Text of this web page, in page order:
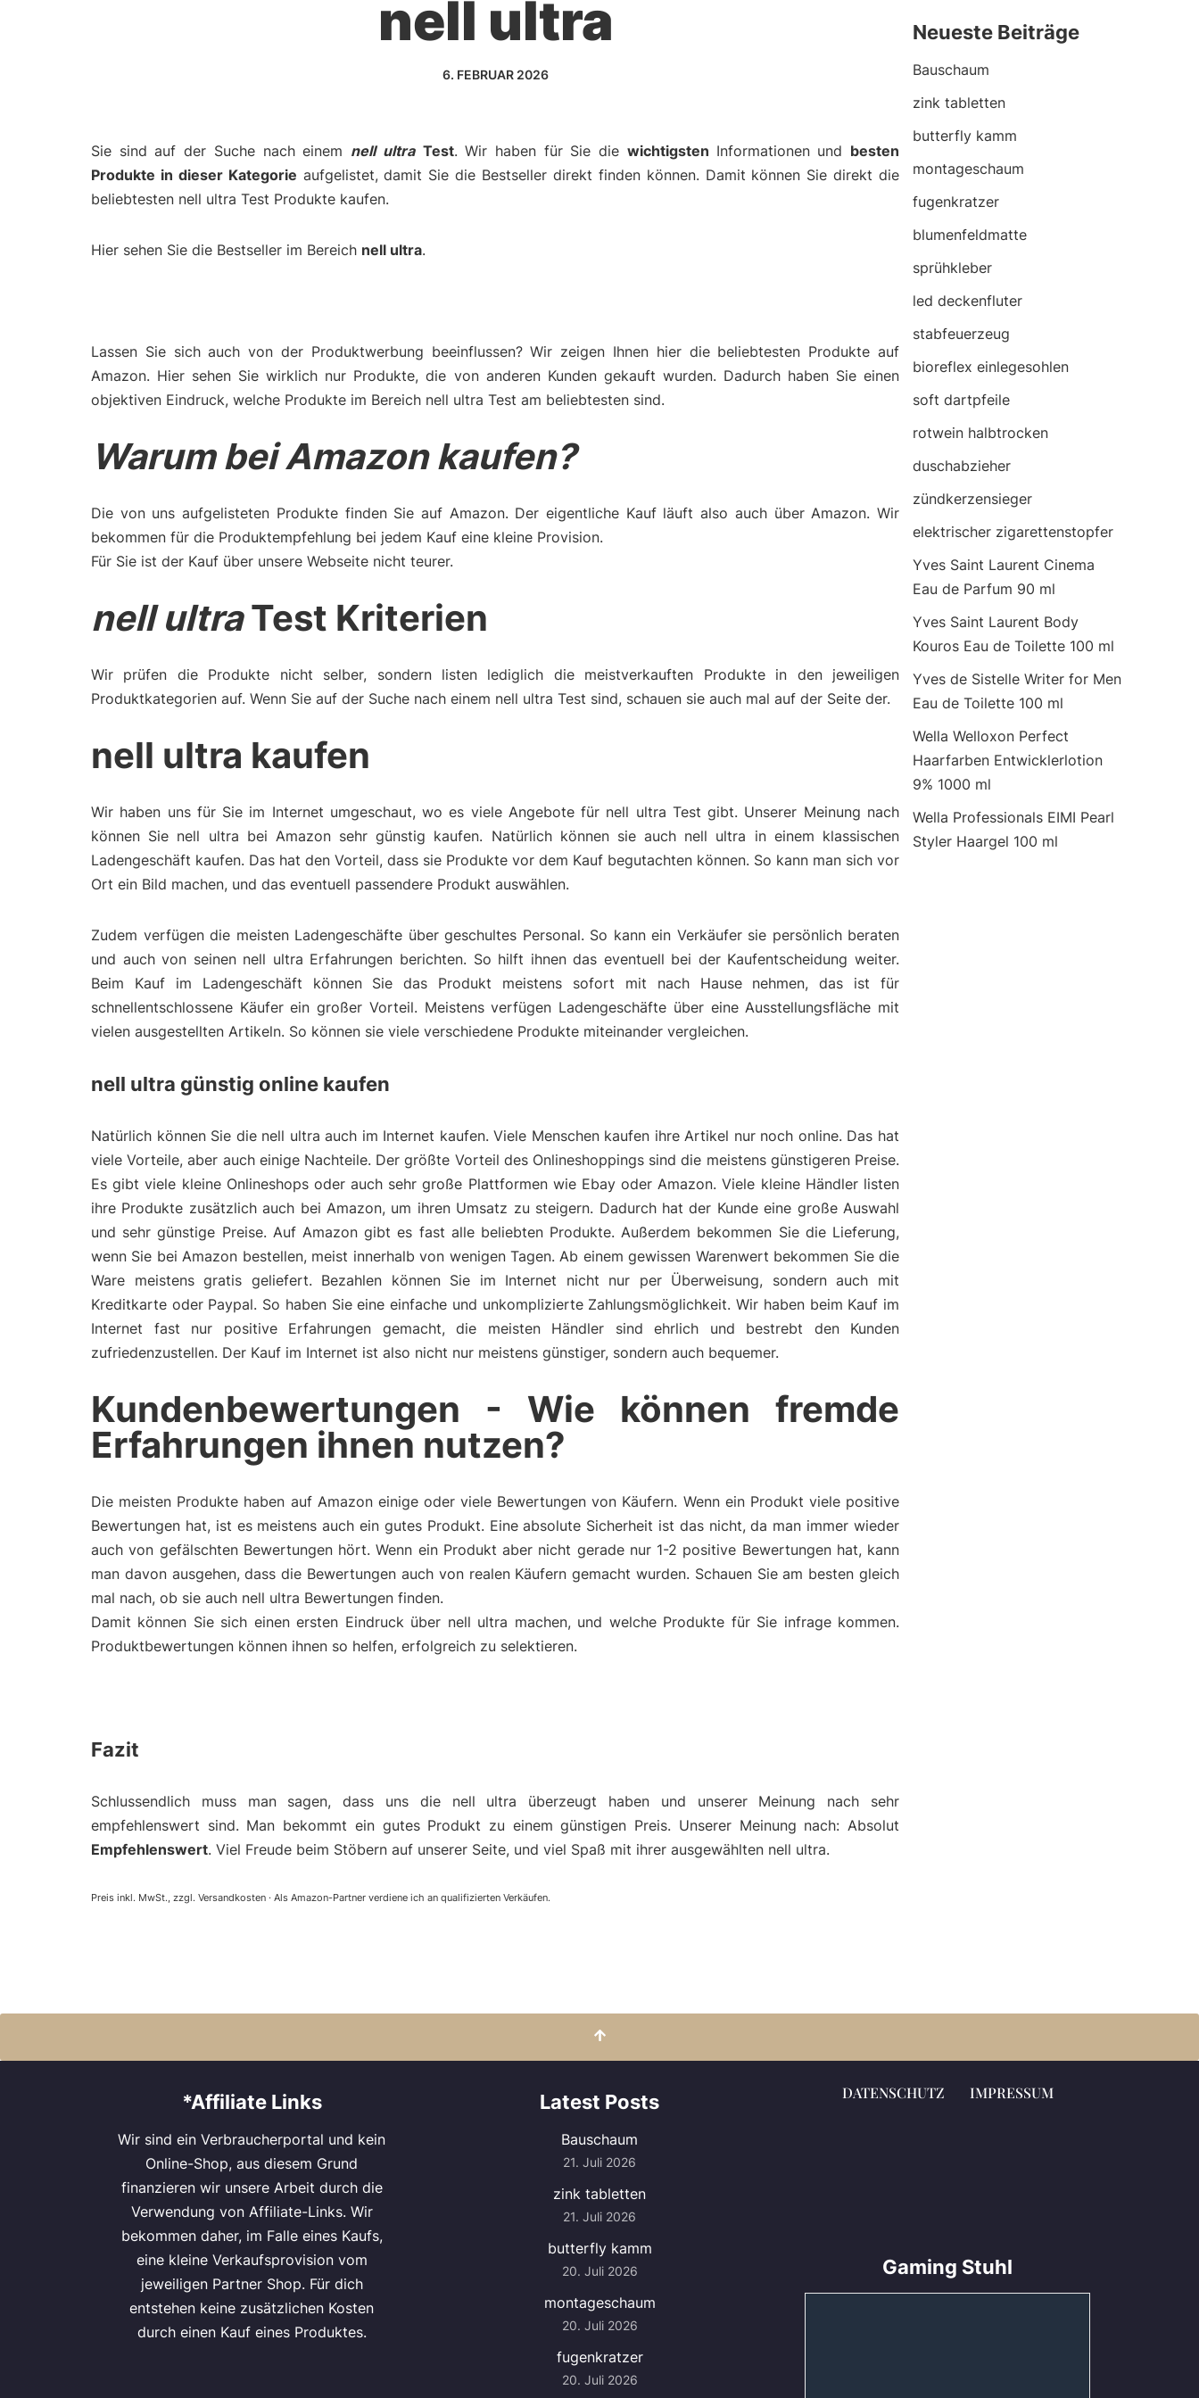
nell ultra
6. FEBRUAR 2026
Sie sind auf der Suche nach einem nell ultra Test. Wir haben für Sie die wichtigsten Informationen und besten
Produkte in dieser Kategorie aufgelistet, damit Sie die Bestseller direkt finden können. Damit können Sie direkt die
beliebtesten nell ultra Test Produkte kaufen.
Hier sehen Sie die Bestseller im Bereich nell ultra.
Lassen Sie sich auch von der Produktwerbung beeinflussen? Wir zeigen Ihnen hier die beliebtesten Produkte auf
Amazon. Hier sehen Sie wirklich nur Produkte, die von anderen Kunden gekauft wurden. Dadurch haben Sie einen
objektiven Eindruck, welche Produkte im Bereich nell ultra Test am beliebtesten sind.
Warum bei Amazon kaufen?
Die von uns aufgelisteten Produkte finden Sie auf Amazon. Der eigentliche Kauf läuft also auch über Amazon. Wir
bekommen für die Produktempfehlung bei jedem Kauf eine kleine Provision.
Für Sie ist der Kauf über unsere Webseite nicht teurer.
nell ultraTest Kriterien
Wir prüfen die Produkte nicht selber, sondern listen lediglich die meistverkauften Produkte in den jeweiligen
Produktkategorien auf. Wenn Sie auf der Suche nach einem nell ultra Test sind, schauen sie auch mal auf der Seite der.
nell ultra kaufen
Wir haben uns für Sie im Internet umgeschaut, wo es viele Angebote für nell ultra Test gibt. Unserer Meinung nach
können Sie nell ultra bei Amazon sehr günstig kaufen. Natürlich können sie auch nell ultra in einem klassischen
Ladengeschäft kaufen. Das hat den Vorteil, dass sie Produkte vor dem Kauf begutachten können. So kann man sich vor
Ort ein Bild machen, und das eventuell passendere Produkt auswählen.
Zudem verfügen die meisten Ladengeschäfte über geschultes Personal. So kann ein Verkäufer sie persönlich beraten
und auch von seinen nell ultra Erfahrungen berichten. So hilft ihnen das eventuell bei der Kaufentscheidung weiter.
Beim Kauf im Ladengeschäft können Sie das Produkt meistens sofort mit nach Hause nehmen, das ist für
schnellentschlossene Käufer ein großer Vorteil. Meistens verfügen Ladengeschäfte über eine Ausstellungsfläche mit
vielen ausgestellten Artikeln. So können sie viele verschiedene Produkte miteinander vergleichen.
nell ultra günstig online kaufen
Natürlich können Sie die nell ultra auch im Internet kaufen. Viele Menschen kaufen ihre Artikel nur noch online. Das hat
viele Vorteile, aber auch einige Nachteile. Der größte Vorteil des Onlineshoppings sind die meistens günstigeren Preise.
Es gibt viele kleine Onlineshops oder auch sehr große Plattformen wie Ebay oder Amazon. Viele kleine Händler listen
ihre Produkte zusätzlich auch bei Amazon, um ihren Umsatz zu steigern. Dadurch hat der Kunde eine große Auswahl
und sehr günstige Preise. Auf Amazon gibt es fast alle beliebten Produkte. Außerdem bekommen Sie die Lieferung,
wenn Sie bei Amazon bestellen, meist innerhalb von wenigen Tagen. Ab einem gewissen Warenwert bekommen Sie die
Ware meistens gratis geliefert. Bezahlen können Sie im Internet nicht nur per Überweisung, sondern auch mit
Kreditkarte oder Paypal. So haben Sie eine einfache und unkomplizierte Zahlungsmöglichkeit. Wir haben beim Kauf im
Internet fast nur positive Erfahrungen gemacht, die meisten Händler sind ehrlich und bestrebt den Kunden
zufriedenzustellen. Der Kauf im Internet ist also nicht nur meistens günstiger, sondern auch bequemer.
Kundenbewertungen - Wie können fremde
Erfahrungen ihnen nutzen?
Die meisten Produkte haben auf Amazon einige oder viele Bewertungen von Käufern. Wenn ein Produkt viele positive
Bewertungen hat, ist es meistens auch ein gutes Produkt. Eine absolute Sicherheit ist das nicht, da man immer wieder
auch von gefälschten Bewertungen hört. Wenn ein Produkt aber nicht gerade nur 1-2 positive Bewertungen hat, kann
man davon ausgehen, dass die Bewertungen auch von realen Käufern gemacht wurden. Schauen Sie am besten gleich
mal nach, ob sie auch nell ultra Bewertungen finden.
Damit können Sie sich einen ersten Eindruck über nell ultra machen, und welche Produkte für Sie infrage kommen.
Produktbewertungen können ihnen so helfen, erfolgreich zu selektieren.
Fazit
Schlussendlich muss man sagen, dass uns die nell ultra überzeugt haben und unserer Meinung nach sehr
empfehlenswert sind. Man bekommt ein gutes Produkt zu einem günstigen Preis. Unserer Meinung nach: Absolut
Empfehlenswert. Viel Freude beim Stöbern auf unserer Seite, und viel Spaß mit ihrer ausgewählten nell ultra.
Preis inkl. MwSt., zzgl. Versandkosten · Als Amazon-Partner verdiene ich an qualifizierten Verkäufen.
Neueste Beiträge
Bauschaum
zink tabletten
butterfly kamm
montageschaum
fugenkratzer
blumenfeldmatte
sprühkleber
led deckenfluter
stabfeuerzeug
bioreflex einlegesohlen
soft dartpfeile
rotwein halbtrocken
duschabzieher
zündkerzensieger
elektrischer zigarettenstopfer
Yves Saint Laurent Cinema
Eau de Parfum 90 ml
Yves Saint Laurent Body
Kouros Eau de Toilette 100 ml
Yves de Sistelle Writer for Men
Eau de Toilette 100 ml
Wella Welloxon Perfect
Haarfarben Entwicklerlotion
9% 1000 ml
Wella Professionals EIMI Pearl
Styler Haargel 100 ml
*Affiliate Links
Wir sind ein Verbraucherportal und kein
Online-Shop, aus diesem Grund
finanzieren wir unsere Arbeit durch die
Verwendung von Affiliate-Links. Wir
bekommen daher, im Falle eines Kaufs,
eine kleine Verkaufsprovision vom
jeweiligen Partner Shop. Für dich
entstehen keine zusätzlichen Kosten
durch einen Kauf eines Produktes.
Latest Posts
Bauschaum
21. Juli 2026
zink tabletten
21. Juli 2026
butterfly kamm
20. Juli 2026
montageschaum
20. Juli 2026
fugenkratzer
20. Juli 2026
DATENSCHUTZ IMPRESSUM
Gaming Stuhl